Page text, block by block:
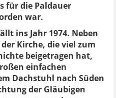
für die Paldauer
war.
ins Jahr 1974. Neben
Kirche, die viel zum
beigetragen hat,
einfachen
Dachstuhl nach Süden
der Gläubigen